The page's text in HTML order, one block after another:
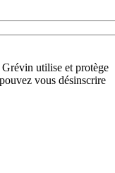
utilise et protège
vous désinscrire